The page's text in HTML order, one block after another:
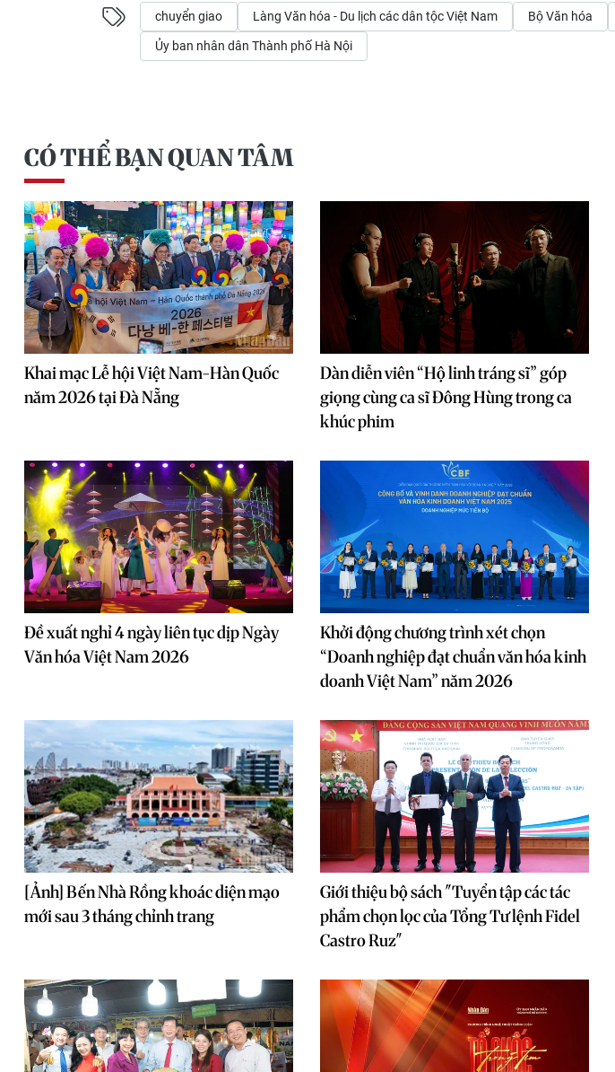
chuyển giao Làng Văn hóa - Du lịch các dân tộc Việt Nam Bộ Văn hóa
Ủy ban nhân dân Thành phố Hà Nội
CÓ THỂ BẠN QUAN TÂM
Khai mạc Lễ hội Việt Nam-Hàn Quốc
năm 2026 tại Đà Nẵng
Dàn diễn viên “Hộ linh tráng sĩ” góp
giọng cùng ca sĩ Đông Hùng trong ca
khúc phim
Đề xuất nghỉ 4 ngày liên tục dịp Ngày
Văn hóa Việt Nam 2026
Khởi động chương trình xét chọn
“Doanh nghiệp đạt chuẩn văn hóa kinh
doanh Việt Nam” năm 2026
[Ảnh] Bến Nhà Rồng khoác diện mạo
mới sau 3 tháng chỉnh trang
Giới thiệu bộ sách "Tuyển tập các tác
phẩm chọn lọc của Tổng Tư lệnh Fidel
Castro Ruz"